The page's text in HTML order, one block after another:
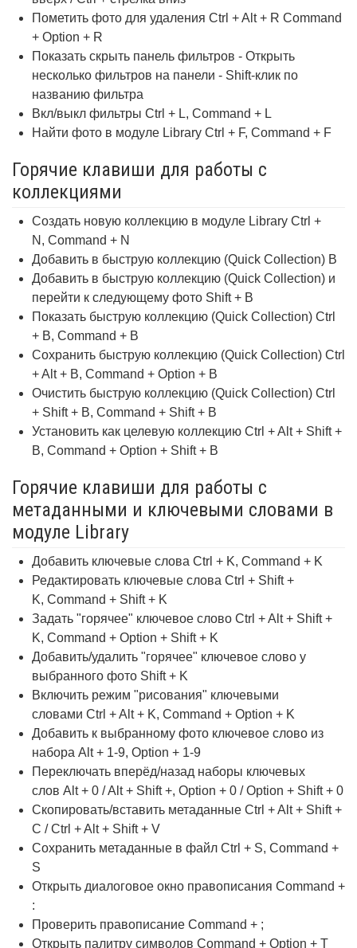
Пометить фото для удаления Ctrl + Alt + R Command
+ Option + R
Показать скрыть панель фильтров - Открыть
несколько фильтров на панели - Shift-клик по
названию фильтра
Вкл/выкл фильтры Ctrl + L, Command + L
Найти фото в модуле Library Ctrl + F, Command + F
Горячие клавиши для работы с
коллекциями
Создать новую коллекцию в модуле Library Ctrl +
N, Command + N
Добавить в быструю коллекцию (Quick Collection) B
Добавить в быструю коллекцию (Quick Collection) и
перейти к следующему фото Shift + B
Показать быструю коллекцию (Quick Collection) Ctrl
+ B, Command + B
Сохранить быструю коллекцию (Quick Collection) Ctrl
+ Alt + B, Command + Option + B
Очистить быструю коллекцию (Quick Collection) Ctrl
+ Shift + B, Command + Shift + B
Установить как целевую коллекцию Ctrl + Alt + Shift +
B, Command + Option + Shift + B
Горячие клавиши для работы с
метаданными и ключевыми словами в
модуле Library
Добавить ключевые слова Ctrl + K, Command + K
Редактировать ключевые слова Ctrl + Shift +
K, Command + Shift + K
Задать "горячее" ключевое слово Ctrl + Alt + Shift +
K, Command + Option + Shift + K
Добавить/удалить "горячее" ключевое слово у
выбранного фото Shift + K
Включить режим "рисования" ключевыми
словами Ctrl + Alt + K, Command + Option + K
Добавить к выбранному фото ключевое слово из
набора Alt + 1-9, Option + 1-9
Переключать вперёд/назад наборы ключевых
слов Alt + 0 / Alt + Shift +, Option + 0 / Option + Shift + 0
Скопировать/вставить метаданные Ctrl + Alt + Shift +
C / Ctrl + Alt + Shift + V
Сохранить метаданные в файл Ctrl + S, Command +
S
Открыть диалоговое окно правописания Command +
:
Проверить правописание Command + ;
Открыть палитру символов Command + Option + T